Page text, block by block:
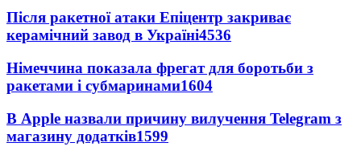
Після ракетної атаки Епіцентр закриває
керамічний завод в Україні4536
Німеччина показала фрегат для боротьби з
ракетами і субмаринами1604
В Apple назвали причину вилучення Telegram з
магазину додатків1599